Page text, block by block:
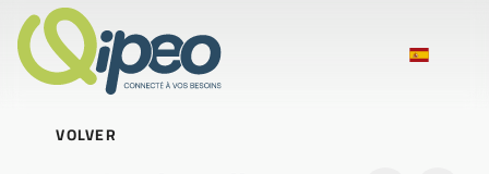
VOLVER